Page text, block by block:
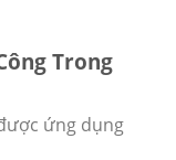
Trong
ứng dụng